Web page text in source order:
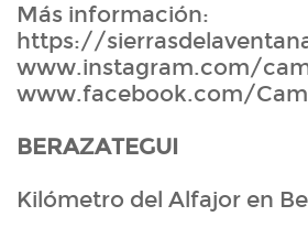
Más información:
https://
www.instagram.com/
www.facebook.com/
BERAZATEGUI
Kilómetro del Alfajor en